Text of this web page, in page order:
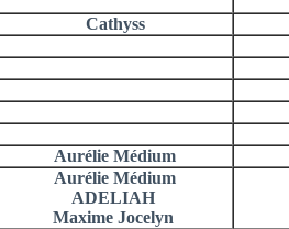
Cathyss
Aurélie Médium
Aurélie Médium
ADELIAH
Maxime Jocelyn